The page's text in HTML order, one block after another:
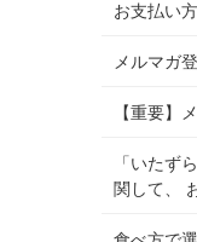
お支払い
メルマガ
【重要】
「いたず
関して、